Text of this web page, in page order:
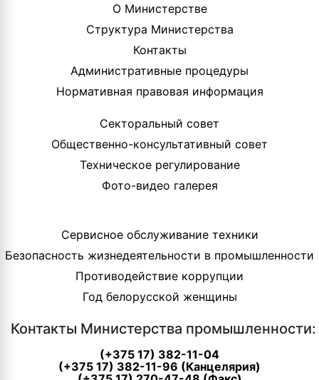
О Министерстве
Структура Министерства
Контакты
Административные процедуры
Нормативная правовая информация
Секторальный совет
Общественно-консультативный совет
Техническое регулирование
Фото-видео галерея
Сервисное обслуживание техники
Безопасность жизнедеятельности в промышленности
Противодействие коррупции
Год белорусской женщины
Контакты Министерства промышленности:
(+375 17) 382-11-04
(+375 17) 382-11-96 (Канцелярия)